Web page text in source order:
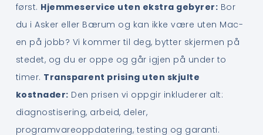
først. Hjemmeservice uten ekstra gebyrer: Bor
du i Asker eller Bærum og kan ikke være uten Mac-
en på jobb? Vi kommer til deg, bytter skjermen på
stedet, og du er oppe og går igjen på under to
timer. Transparent prising uten skjulte
kostnader: Den prisen vi oppgir inkluderer alt:
diagnostisering, arbeid, deler,
programvareoppdatering, testing og garanti.